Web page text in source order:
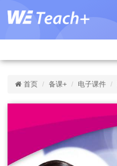
首页 备课+ 电子课件